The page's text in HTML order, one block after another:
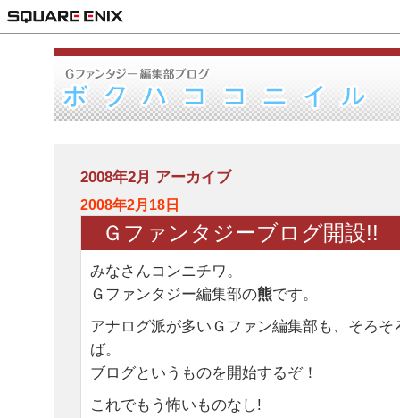
2008年2月 アーカイブ
2008年2月18日
Ｇファンタジーブログ開設!!
みなさんコンニチワ。
Ｇファンタジー編集部の熊です。
アナログ派が多いＧファン編集部も、そろ
ば。
ブログというものを開始するぞ！
これでもう怖いものなし!